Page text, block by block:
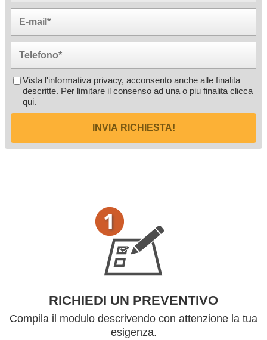
Vista l'informativa privacy, acconsento anche alle finalita
descritte. Per limitare il consenso ad una o piu finalita clicca
qui.
INVIA RICHIESTA!
RICHIEDI UN PREVENTIVO
Compila il modulo descrivendo con attenzione la tua
esigenza.